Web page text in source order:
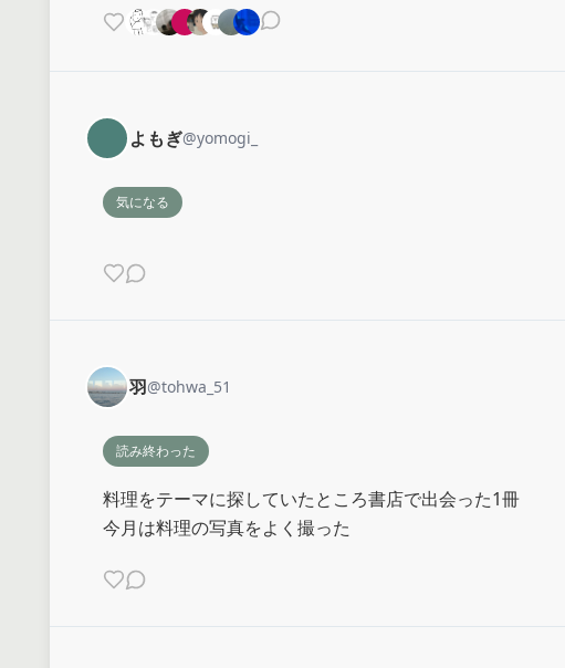
よもぎ@yomogi_
気になる
羽@tohwa_51
読み終わった
料理をテーマに探していたところ書店で出会った1冊
今月は料理の写真をよく撮った